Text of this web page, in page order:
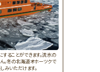
ることができます。流氷の
。冬の北海道オホーツクで
みいただけます。